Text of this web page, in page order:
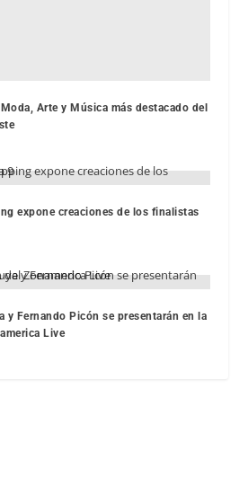
Arte y Música más destacado del
expone creaciones de los finalistas
y Fernando Picón se presentarán en la
Live